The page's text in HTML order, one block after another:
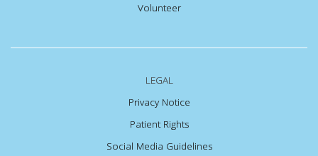
Volunteer
LEGAL
Privacy Notice
Patient Rights
Social Media Guidelines